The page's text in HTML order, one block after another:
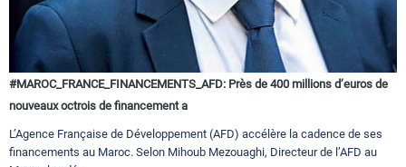
#MAROC_FRANCE_FINANCEMENTS_AFD: Près de 400 millions d’euros de
nouveaux octrois de financement a
L’Agence Française de Développement (AFD) accélère la cadence de ses
financements au Maroc. Selon Mihoub Mezouaghi, Directeur de l’AFD au